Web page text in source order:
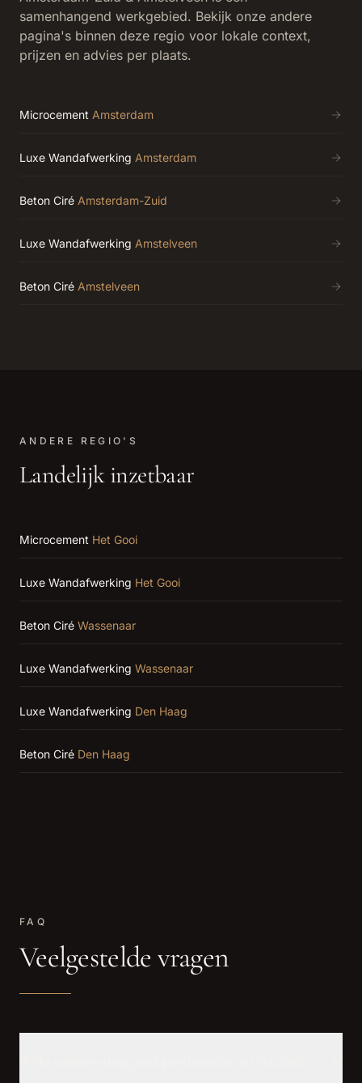
samenhangend werkgebied. Bekijk onze andere
pagina's binnen deze regio voor lokale context,
prijzen en advies per plaats.
Microcement Amsterdam
Luxe Wandafwerking Amsterdam
Beton Ciré Amsterdam-Zuid
Luxe Wandafwerking Amstelveen
Beton Ciré Amstelveen
ANDERE REGIO'S
Landelijk inzetbaar
Microcement Het Gooi
Luxe Wandafwerking Het Gooi
Beton Ciré Wassenaar
Luxe Wandafwerking Wassenaar
Luxe Wandafwerking Den Haag
Beton Ciré Den Haag
FAQ
Veelgestelde vragen